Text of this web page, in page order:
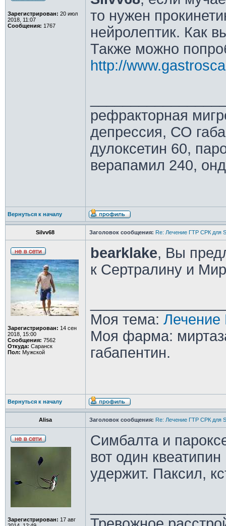
Зарегистрирован: 20 июл
2018, 11:07
Сообщения: 1767
то нужен
нейролептик. Как
Также можно
http://
рефракторная
депрессия, СО
дулоксетин 60,
верапамил 240,
Вернуться к началу
Silvv68 Заголовок сообщения: Re: Лечение ГТР СРК для
Зарегистрирован: 14 сен
2018, 15:00
Сообщения: 7562
Откуда: Саранск
Пол: Мужской
bearklake, Вы
к Сертралину и
Моя тема:
Моя фарма:
габапентин.
Вернуться к началу
Alisa Заголовок сообщения: Re: Лечение ГТР СРК для
Зарегистрирован: 17 авг
Симбалта и
вот один
удержит. Паксил,